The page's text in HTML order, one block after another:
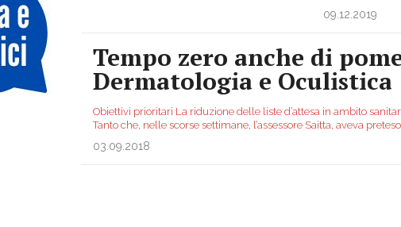
09.12.2019
Tempo zero anche di
Dermatologia e Oculistica
Obiettivi prioritari La riduzione delle liste d’attesa in ambito
Tanto che, nelle scorse settimane, l’assessore Saitta, aveva
03.09.2018